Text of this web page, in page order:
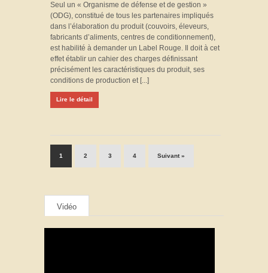
Seul un « Organisme de défense et de gestion »
(ODG), constitué de tous les partenaires impliqués
dans l’élaboration du produit (couvoirs, éleveurs,
fabricants d’aliments, centres de conditionnement),
est habilité à demander un Label Rouge. Il doit à cet
effet établir un cahier des charges définissant
précisément les caractéristiques du produit, ses
conditions de production et [...]
Lire le détail
1 2 3 4 Suivant »
Vidéo